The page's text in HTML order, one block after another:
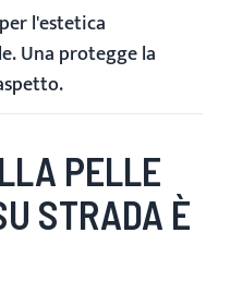
l'estetica
Una protegge la
PELLE
STRADA È